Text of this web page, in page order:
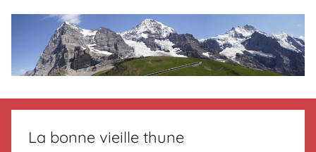
Le
blog
SuisseLa bonne vieille thune